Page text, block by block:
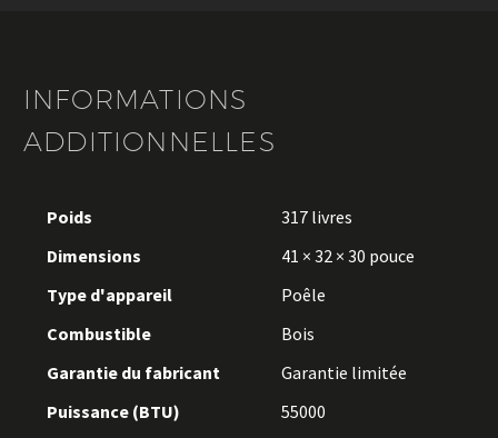
INFORMATIONS
ADDITIONNELLES
Poids
317 livres
Dimensions
41 × 32 × 30 pouce
Type d'appareil
Poêle
Combustible
Bois
Garantie du fabricant
Garantie limitée
Puissance (BTU)
55000